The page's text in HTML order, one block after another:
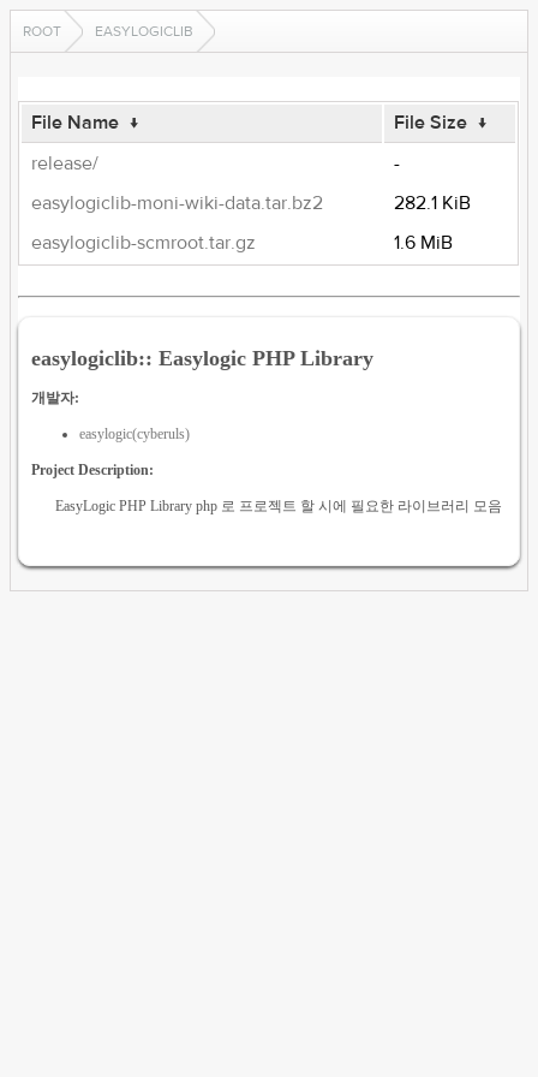
ROOT EASYLOGICLIB
File Name ↓ File Size ↓
release/
-
easylogiclib-moni-wiki-data.tar.bz2
282.1 KiB
easylogiclib-scmroot.tar.gz
1.6 MiB
easylogiclib:: Easylogic PHP Library
개발자:
easylogic(cyberuls)
Project Description:
EasyLogic PHP Library php 로 프로젝트 할 시에 필요한 라이브러리 모음